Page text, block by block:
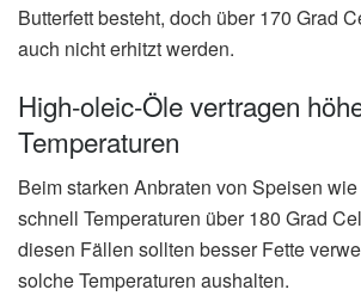
Butterfett besteht, doch über 170 Grad
auch nicht erhitzt werden.
High-oleic-Öle vertragen
Temperaturen
Beim starken Anbraten von Speisen
schnell Temperaturen über 180 Grad
diesen Fällen sollten besser Fette
solche Temperaturen aushalten.